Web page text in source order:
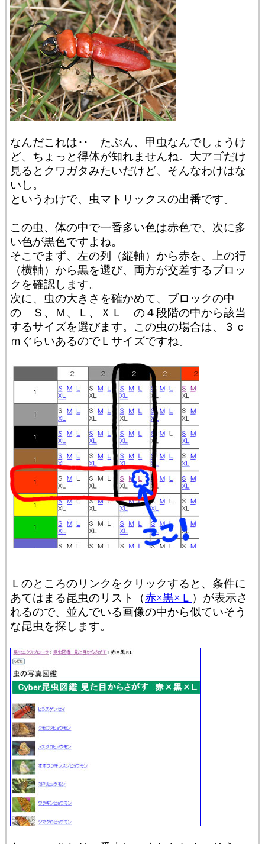
なんだこれは‥ たぶん、甲虫なんでしょうけ
ど、ちょっと得体が知れませんね。大アゴだけ
見るとクワガタみたいだけど、そんなわけはな
いし。
というわけで、虫マトリックスの出番です。
この虫、体の中で一番多い色は赤色で、次に多
い色が黒色ですよね。
そこでまず、左の列（縦軸）から赤を、上の行
（横軸）から黒を選び、両方が交差するブロッ
クを確認します。
次に、虫の大きさを確かめて、ブロックの中
の Ｓ、Ｍ、Ｌ、ＸＬ の４段階の中から該当
するサイズを選びます。この虫の場合は、３ｃ
ｍぐらいあるのでＬサイズですね。
Ｌのところのリンクをクリックすると、条件に
あてはまる昆虫のリスト（赤×黒×Ｌ ）が表示さ
れるので、並んでいる画像の中から似ていそう
な昆虫を探します。